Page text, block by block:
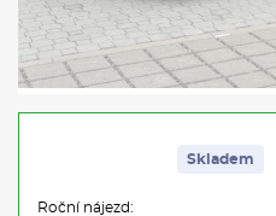
Skladem
Roční nájezd: